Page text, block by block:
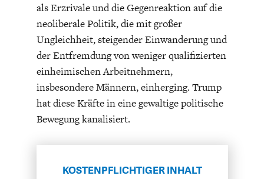
als Erzrivale und die Gegenreaktion auf die
neoliberale Politik, die mit großer
Ungleichheit, steigender Einwanderung und
der Entfremdung von weniger qualifizierten
einheimischen Arbeitnehmern,
insbesondere Männern, einherging. Trump
hat diese Kräfte in eine gewaltige politische
Bewegung kanalisiert.
KOSTENPFLICHTIGER INHALT